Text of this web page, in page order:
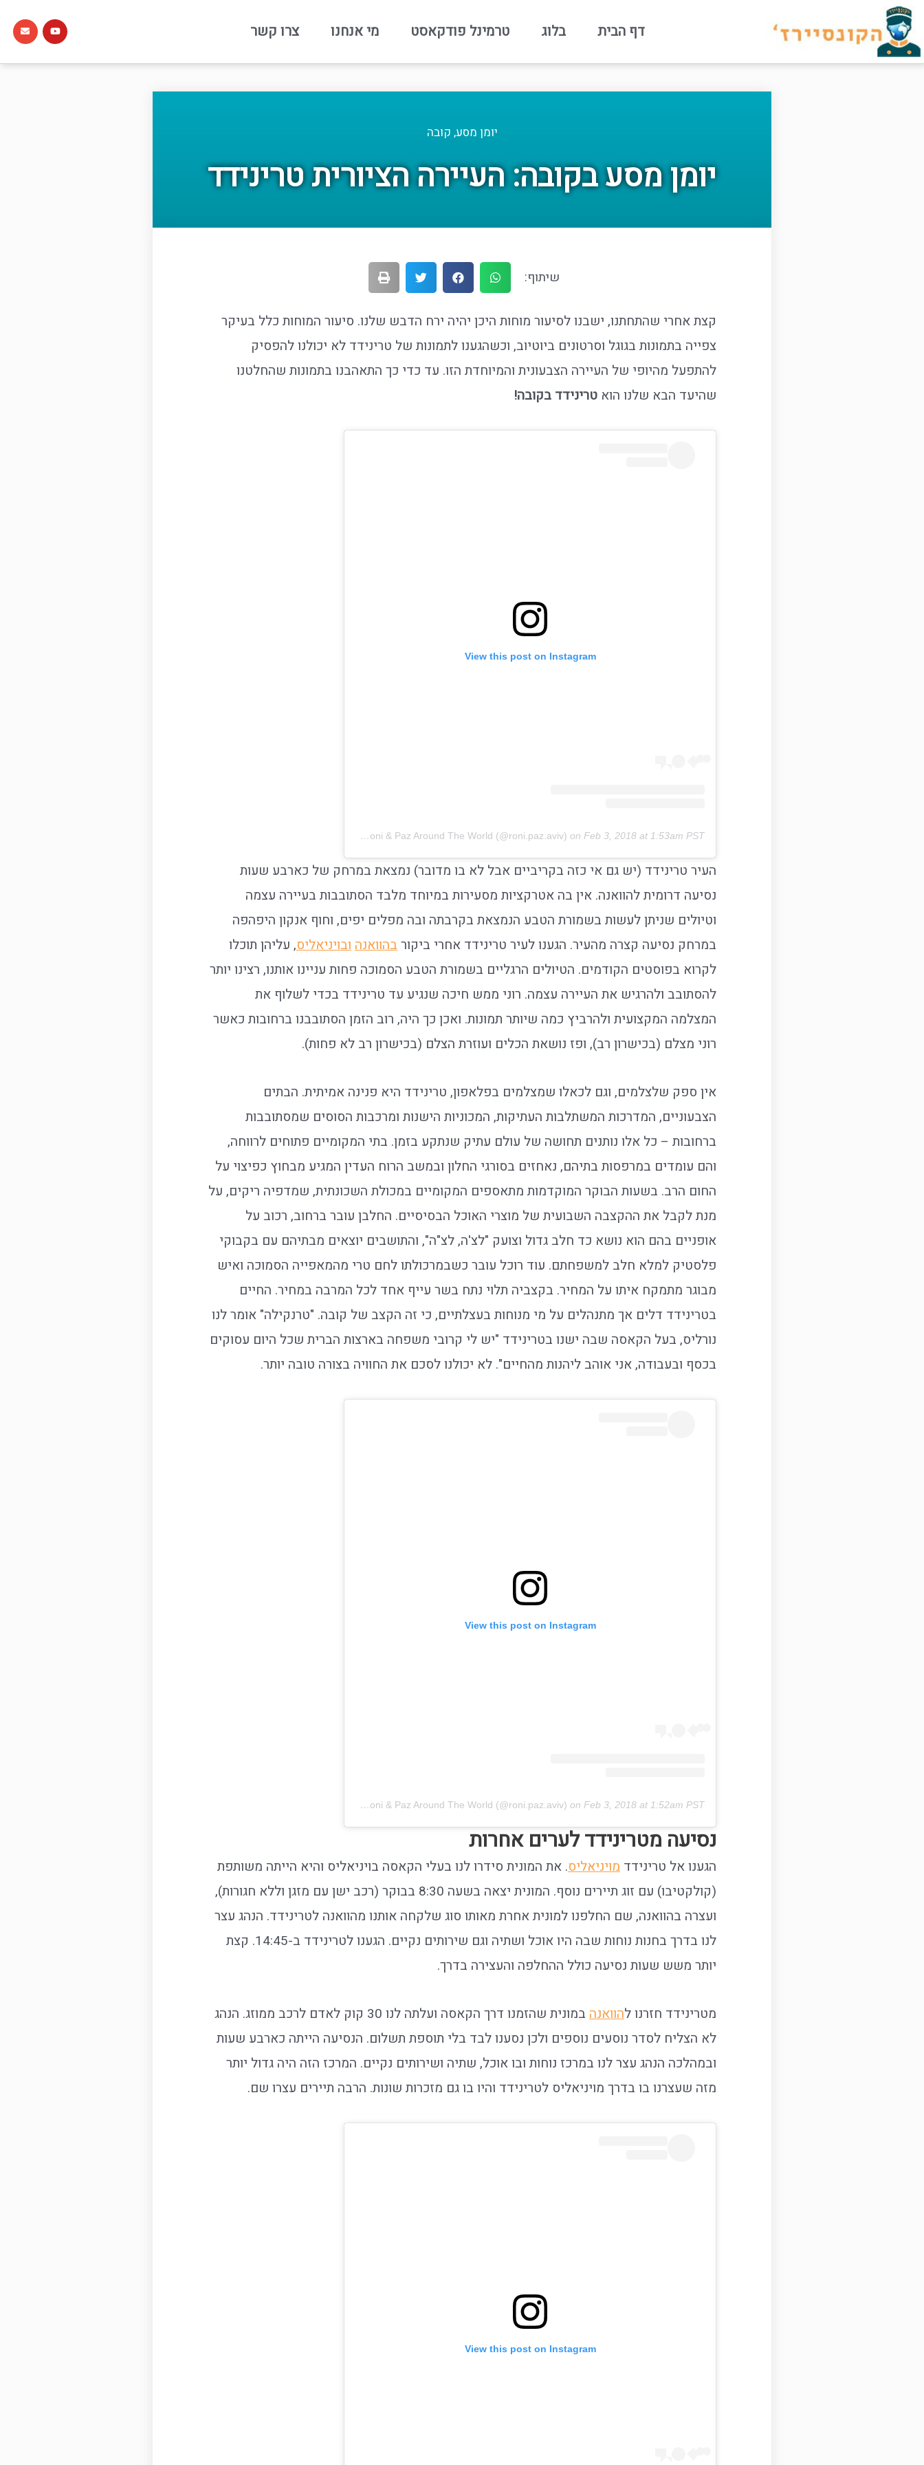
דף הבית בלוג טרמינל פודקאסט מי אנחנו צרו קשר
יומן מסע, קובה
יומן מסע בקובה: העיירה הציורית טרינידד
שיתוף:
קצת אחרי שהתחתנו, ישבנו לסיעור מוחות היכן יהיה ירח הדבש שלנו. סיעור המוחות כלל בעיקר
צפייה בתמונות בגוגל וסרטונים ביוטיוב, וכשהגענו לתמונות של טרינידד לא יכולנו להפסיק
להתפעל מהיופי של העיירה הצבעונית והמיוחדת הזו. עד כדי כך התאהבנו בתמונות שהחלטנו
שהיעד הבא שלנו הוא טרינידד בקובה!
View this post on Instagram
A post shared by Roni & Paz Around The World (@roni.paz.aviv) on Feb 3, 2018 at 1:53am PST
העיר טרינידד (יש גם אי כזה בקריביים אבל לא בו מדובר) נמצאת במרחק של כארבע שעות
נסיעה דרומית להוואנה. אין בה אטרקציות מסעירות במיוחד מלבד הסתובבות בעיירה עצמה
וטיולים שניתן לעשות בשמורת הטבע הנמצאת בקרבתה ובה מפלים יפים, וחוף אנקון היפהפה
במרחק נסיעה קצרה מהעיר. הגענו לעיר טרינידד אחרי ביקורבהוואנהובויניאליס, עליהן תוכלו
לקרוא בפוסטים הקודמים. הטיולים הרגליים בשמורת הטבע הסמוכה פחות עניינו אותנו, רצינו יותר
להסתובב ולהרגיש את העיירה עצמה. רוני ממש חיכה שנגיע עד טרינידד בכדי לשלוף את
המצלמה המקצועית ולהרביץ כמה שיותר תמונות. ואכן כך היה, רוב הזמן הסתובבנו ברחובות כאשר
רוני מצלם (בכישרון רב), ופז נושאת הכלים ועוזרת הצלם (בכישרון רב לא פחות).
אין ספק שלצלמים, וגם לכאלו שמצלמים בפלאפון, טרינידד היא פנינה אמיתית. הבתים
הצבעוניים, המדרכות המשתלבות העתיקות, המכוניות הישנות ומרכבות הסוסים שמסתובבות
ברחובות – כל אלו נותנים תחושה של עולם עתיק שנתקע בזמן. בתי המקומיים פתוחים לרווחה,
והם עומדים במרפסות בתיהם, נאחזים בסורגי החלון ובמשב הרוח העדין המגיע מבחוץ כפיצוי על
החום הרב. בשעות הבוקר המוקדמות מתאספים המקומיים במכולת השכונתית, שמדפיה ריקים, על
מנת לקבל את ההקצבה השבועית של מוצרי האוכל הבסיסיים. החלבן עובר ברחוב, רכוב על
אופניים בהם הוא נושא כד חלב גדול וצועק "לצ'ה, לצ"ה", והתושבים יוצאים מבתיהם עם בקבוקי
פלסטיק למלא חלב למשפחתם. עוד רוכל עובר כשבמרכולתו לחם טרי מהמאפייה הסמוכה ואיש
מבוגר מתמקח איתו על המחיר. בקצביה תלוי נתח בשר עייף אחד לכל המרבה במחיר. החיים
בטרינידד דלים אך מתנהלים על מי מנוחות בעצלתיים, כי זה הקצב של קובה. "טרנקילה" אומר לנו
נורליס, בעל הקאסה שבה ישנו בטרינידד "יש לי קרובי משפחה בארצות הברית שכל היום עסוקים
בכסף ובעבודה, אני אוהב ליהנות מהחיים". לא יכולנו לסכם את החוויה בצורה טובה יותר.
View this post on Instagram
A post shared by Roni & Paz Around The World (@roni.paz.aviv) on Feb 3, 2018 at 1:52am PST
נסיעה מטרינידד לערים אחרות
הגענו אל טרינידד מויניאליס. את המונית סידרו לנו בעלי הקאסה בויניאליס והיא הייתה משותפת
(קולקטיבו) עם זוג תיירים נוסף. המונית יצאה בשעה 8:30 בבוקר (רכב ישן עם מזגן וללא חגורות),
ועצרה בהוואנה, שם החלפנו למונית אחרת מאותו סוג שלקחה אותנו מהוואנה לטרינידד. הנהג עצר
לנו בדרך בחנות נוחות שבה היו אוכל ושתיה וגם שירותים נקיים. הגענו לטרינידד ב-14:45. קצת
יותר משש שעות נסיעה כולל ההחלפה והעצירה בדרך.
מטרינידד חזרנו להוואנה
במונית שהזמנו דרך הקאסה ועלתה לנו 30 קוק לאדם לרכב ממוזג. הנהג
לא הצליח לסדר נוסעים נוספים ולכן נסענו לבד בלי תוספת תשלום. הנסיעה הייתה כארבע שעות
ובמהלכה הנהג עצר לנו במרכז נוחות ובו אוכל, שתיה ושירותים נקיים. המרכז הזה היה גדול יותר
מזה שעצרנו בו בדרך מויניאליס לטרינידד והיו בו גם מזכרות שונות. הרבה תיירים עצרו שם.
View this post on Instagram